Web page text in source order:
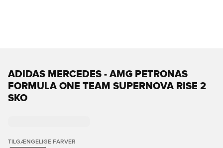
ADIDAS MERCEDES - AMG PETRONAS
FORMULA ONE TEAM SUPERNOVA RISE 2
SKO
TILGÆNGELIGE FARVER